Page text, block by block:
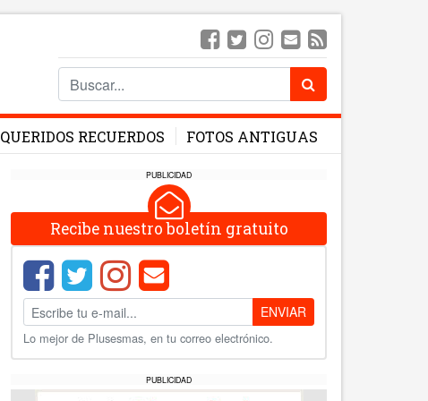
QUERIDOS RECUERDOS FOTOS ANTIGUAS
PUBLICIDAD
Recibe nuestro boletín gratuito
ENVIAR
Lo mejor de Plusesmas, en tu correo electrónico.
PUBLICIDAD